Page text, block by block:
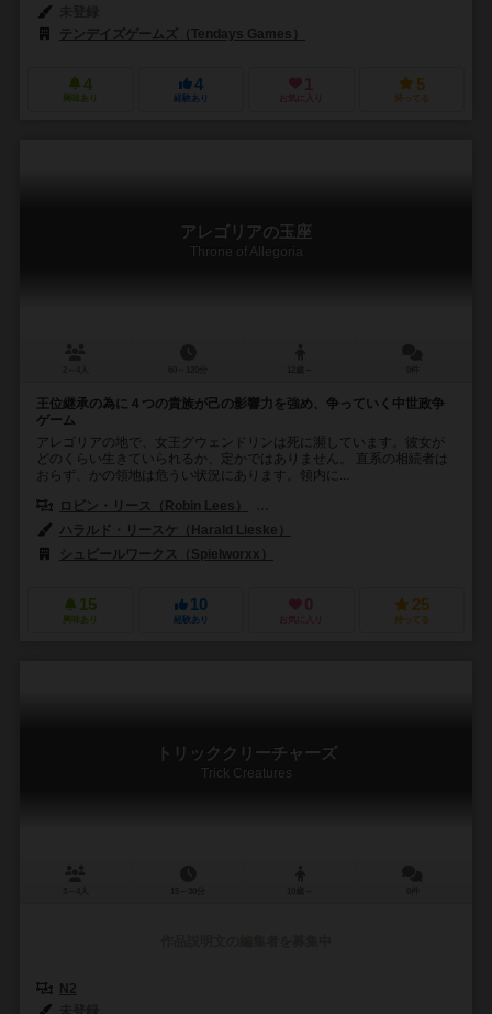
テンデイズゲームズ（Tendays Games）
4
興味あり
4
経験あり
1
お気に入り
5
持ってる
アレゴリアの玉座
Throne of Allegoria
王位継承の為に４つの貴族が己の影響力を強め、争っていく中世政争
ゲーム
アレゴリアの地で、女王グウェンドリンは死に瀕しています。彼女が
どのくらい生きていられるか、定かではありません。 直系の相続者は
おらず、かの領地は危うい状況にあります。領内に...
ロビン・リース（Robin Lees）
ハラルド・リースケ（Harald Lieske）
シュピールワークス（Spielworxx）
15
興味あり
10
経験あり
0
お気に入り
25
持ってる
トリッククリーチャーズ
Trick Creatures
N2